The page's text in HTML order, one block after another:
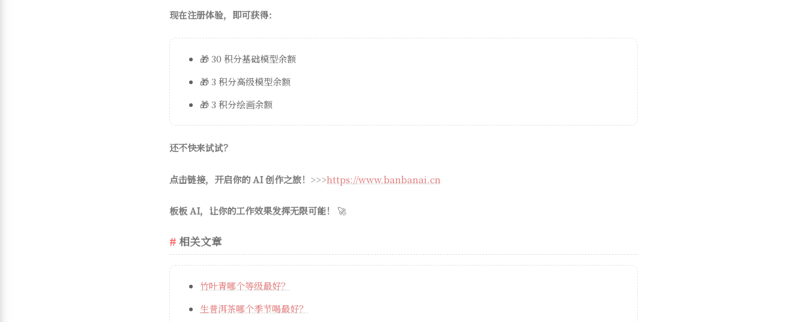
现在注册体验，即可获得：
🎁 30 积分基础模型余额
🎁 3 积分高级模型余额
🎁 3 积分绘画余额
还不快来试试？
点击链接，开启你的 AI 创作之旅！ >>>https://www.banbanai.cn
板板 AI，让你的工作效果发挥无限可能！ 🚀
相关文章
竹叶青哪个等级最好？
生普洱茶哪个季节喝最好？